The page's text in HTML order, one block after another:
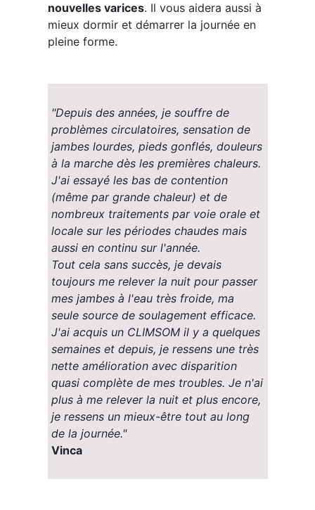
nouvelles varices. Il vous aidera aussi à
mieux dormir et démarrer la journée en
pleine forme.
"Depuis des années, je souffre de
problèmes circulatoires, sensation de
jambes lourdes, pieds gonflés, douleurs
à la marche dès les premières chaleurs.
J'ai essayé les bas de contention
(même par grande chaleur) et de
nombreux traitements par voie orale et
locale sur les périodes chaudes mais
aussi en continu sur l'année.
Tout cela sans succès, je devais
toujours me relever la nuit pour passer
mes jambes à l'eau très froide, ma
seule source de soulagement efficace.
J'ai acquis un CLIMSOM il y a quelques
semaines et depuis, je ressens une très
nette amélioration avec disparition
quasi complète de mes troubles. Je n'ai
plus à me relever la nuit et plus encore,
je ressens un mieux-être tout au long
de la journée."
Vinca